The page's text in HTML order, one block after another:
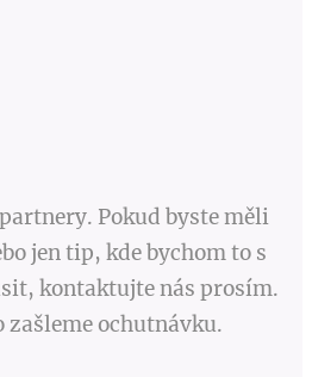
Pokud byste měli
jen tip, kde bychom to s
kontaktujte nás prosím.
zašleme ochutnávku.